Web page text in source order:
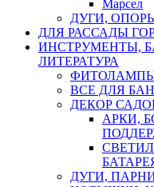
Марсел
ДУГИ, ОПОРЫ
ДЛЯ РАССАДЫ
ИНСТРУМЕНТЫ,
ЛИТЕРАТУРА
ВСЕ ДЛЯ
ДЕКОР
АРКИ,
ДУГИ,